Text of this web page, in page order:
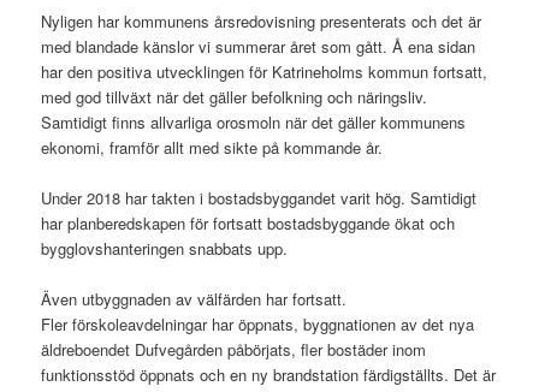
Nyligen har kommunens årsredovisning presenterats och det är
med blandade känslor vi summerar året som gått. Å ena sidan
har den positiva utvecklingen för Katrineholms kommun fortsatt,
med god tillväxt när det gäller befolkning och näringsliv.
Samtidigt finns allvarliga orosmoln när det gäller kommunens
ekonomi, framför allt med sikte på kommande år.
Under 2018 har takten i bostadsbyggandet varit hög. Samtidigt
har planberedskapen för fortsatt bostadsbyggande ökat och
bygglovshanteringen snabbats upp.
Även utbyggnaden av välfärden har fortsatt.
Fler förskoleavdelningar har öppnats, byggnationen av det nya
äldreboendet Dufvegården påbörjats, fler bostäder inom
funktionsstöd öppnats och en ny brandstation färdigställts. Det är